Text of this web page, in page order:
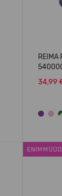
REIMA
34,99